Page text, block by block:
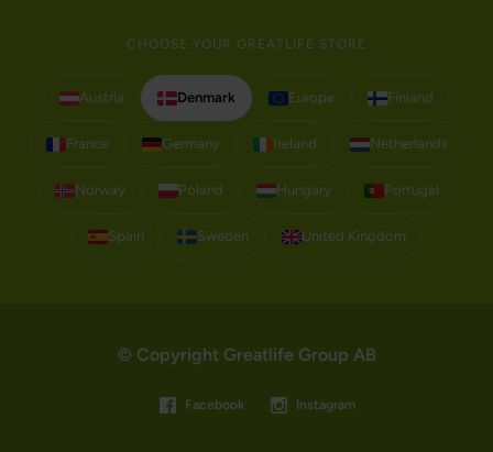
CHOOSE YOUR GREATLIFE STORE
Austria Denmark Europe Finland
France Germany Ireland Netherlands
Norway Poland Hungary Portugal
Spain Sweden United Kingdom
© Copyright Greatlife Group AB
Facebook Instagram